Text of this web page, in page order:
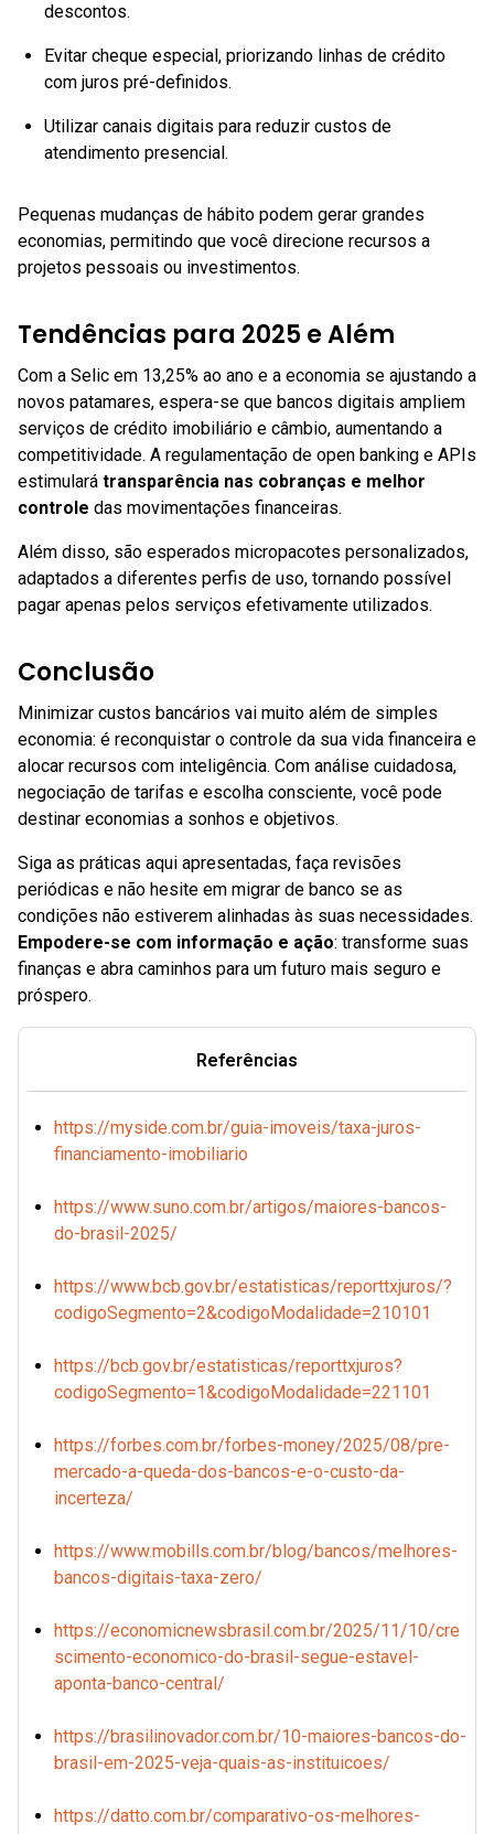
descontos.
Evitar cheque especial, priorizando linhas de crédito
com juros pré-definidos.
Utilizar canais digitais para reduzir custos de
atendimento presencial.
Pequenas mudanças de hábito podem gerar grandes
economias, permitindo que você direcione recursos a
projetos pessoais ou investimentos.
Tendências para 2025 e Além
Com a Selic em 13,25% ao ano e a economia se ajustando a
novos patamares, espera-se que bancos digitais ampliem
serviços de crédito imobiliário e câmbio, aumentando a
competitividade. A regulamentação de open banking e APIs
estimulará transparência nas cobranças e melhor
controle das movimentações financeiras.
Além disso, são esperados micropacotes personalizados,
adaptados a diferentes perfis de uso, tornando possível
pagar apenas pelos serviços efetivamente utilizados.
Conclusão
Minimizar custos bancários vai muito além de simples
economia: é reconquistar o controle da sua vida financeira e
alocar recursos com inteligência. Com análise cuidadosa,
negociação de tarifas e escolha consciente, você pode
destinar economias a sonhos e objetivos.
Siga as práticas aqui apresentadas, faça revisões
periódicas e não hesite em migrar de banco se as
condições não estiverem alinhadas às suas necessidades.
Empodere-se com informação e ação: transforme suas
finanças e abra caminhos para um futuro mais seguro e
próspero.
Referências
https://myside.com.br/guia-imoveis/taxa-juros-
financiamento-imobiliario
https://www.suno.com.br/artigos/maiores-bancos-
do-brasil-2025/
https://www.bcb.gov.br/estatisticas/reporttxjuros/?
codigoSegmento=2&codigoModalidade=210101
https://bcb.gov.br/estatisticas/reporttxjuros?
codigoSegmento=1&codigoModalidade=221101
https://forbes.com.br/forbes-money/2025/08/pre-
mercado-a-queda-dos-bancos-e-o-custo-da-
incerteza/
https://www.mobills.com.br/blog/bancos/melhores-
bancos-digitais-taxa-zero/
https://economicnewsbrasil.com.br/2025/11/10/cre
scimento-economico-do-brasil-segue-estavel-
aponta-banco-central/
https://brasilinovador.com.br/10-maiores-bancos-do-
brasil-em-2025-veja-quais-as-instituicoes/
https://datto.com.br/comparativo-os-melhores-